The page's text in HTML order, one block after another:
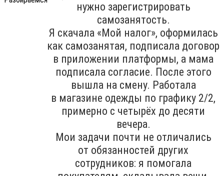
нужно зарегистрировать
самозанятость.
Я скачала «Мой налог», оформилась
как самозанятая, подписала договор
в приложении платформы, а мама
подписала согласие. После этого
вышла на смену. Работала
в магазине одежды по графику 2/2,
примерно с четырёх до десяти
вечера.
Мои задачи почти не отличались
от обязанностей других
сотрудников: я помогала